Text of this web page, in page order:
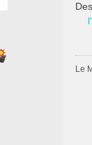
a
o
n
Le